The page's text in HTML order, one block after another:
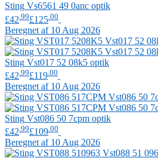
Sting Vs6561 49 0anc optik
£42 .99£125 .00
Beregnet af 10 Aug 2026
Sting Vst017 52 08k5 optik
£42 .99£119 .00
Beregnet af 10 Aug 2026
Sting Vst086 50 7cpm optik
£42.99£109.00
Beregnet af 10 Aug 2026